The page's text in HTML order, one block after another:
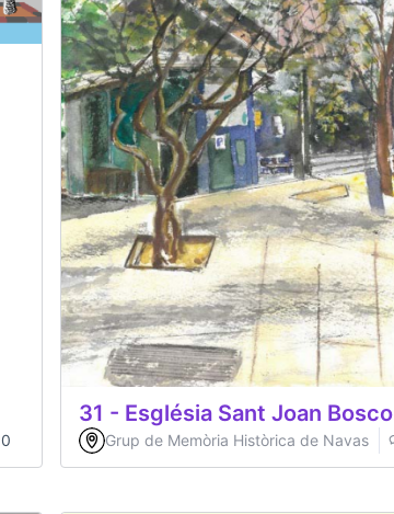
0
31 - Església Sant Joan Bosco
Grup de Memòria Històrica de Navas